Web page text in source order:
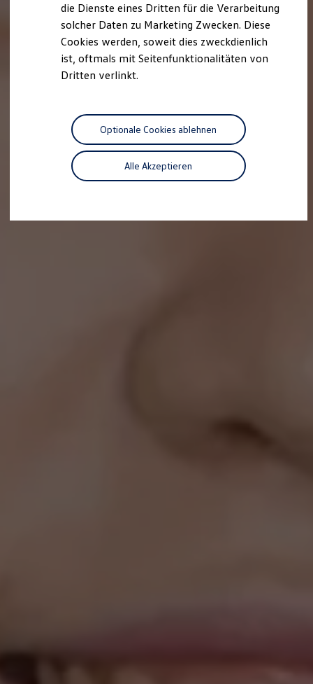
die Dienste eines Dritten für die Verarbeitung
solcher Daten zu Marketing Zwecken. Diese
Cookies werden, soweit dies zweckdienlich
ist, oftmals mit Seitenfunktionalitäten von
Dritten verlinkt.
Alle Akzeptieren
Optionale Cookies ablehnen